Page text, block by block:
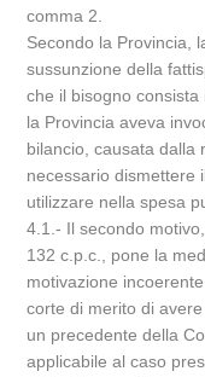
comma 2.
Secondo la Provincia,
sussunzione della
che il bisogno
la Provincia aveva
bilancio, causata dalla
necessario dismettere
utilizzare nella spesa
4.1.- Il secondo
132 c.p.c., pone la
motivazione
corte di merito di
un precedente della
applicabile al caso